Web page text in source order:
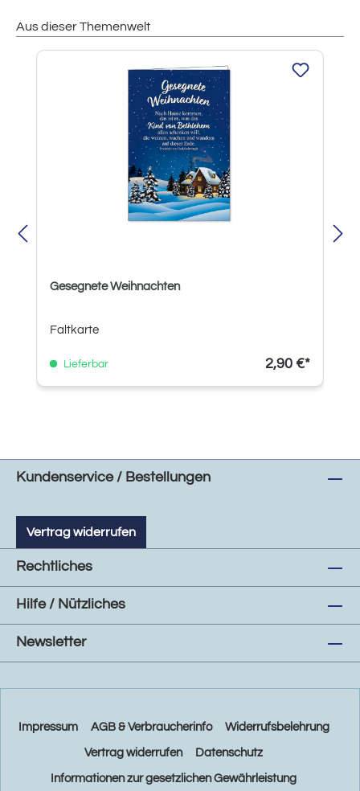
Aus dieser Themenwelt
Produktgalerie überspringen
Gesegnete Weihnachten
Faltkarte
Lieferbar 2,90 €*
Kundenservice / Bestellungen
Vertrag widerrufen
Rechtliches
Hilfe / Nützliches
Newsletter
Impressum AGB & Verbraucherinfo Widerrufsbelehrung
Vertrag widerrufen Datenschutz
Informationen zur gesetzlichen Gewährleistung